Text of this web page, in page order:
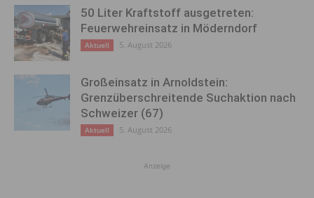
50 Liter Kraftstoff ausgetreten:
Feuerwehreinsatz in Möderndorf
Aktuell 5. August 2026
Großeinsatz in Arnoldstein:
Grenzüberschreitende Suchaktion nach
Schweizer (67)
Aktuell 5. August 2026
Anzeige